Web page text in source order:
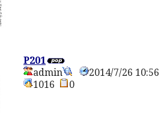
P201
admin
2014/7/26 10:56
1016
0